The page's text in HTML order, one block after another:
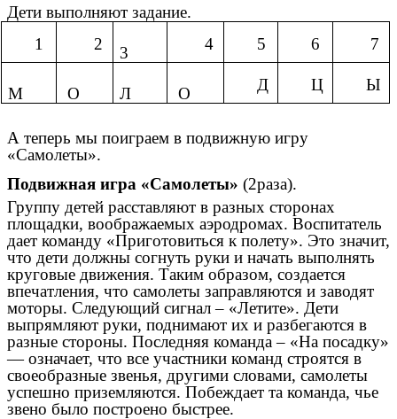
Дети выполняют задание.
1
2 3 4 5 6 7
М О Л О Д Ц Ы
А теперь мы поиграем в подвижную игру
«Самолеты».
Подвижная игра «Самолеты» (2раза).
Группу детей расставляют в разных сторонах
площадки, воображаемых аэродромах. Воспитатель
дает команду «Приготовиться к полету». Это значит,
что дети должны согнуть руки и начать выполнять
круговые движения. Таким образом, создается
впечатления, что самолеты заправляются и заводят
моторы. Следующий сигнал – «Летите». Дети
выпрямляют руки, поднимают их и разбегаются в
разные стороны. Последняя команда – «На посадку»
— означает, что все участники команд строятся в
своеобразные звенья, другими словами, самолеты
успешно приземляются. Побеждает та команда, чье
звено было построено быстрее.